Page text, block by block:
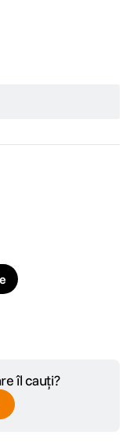
îl cauți?